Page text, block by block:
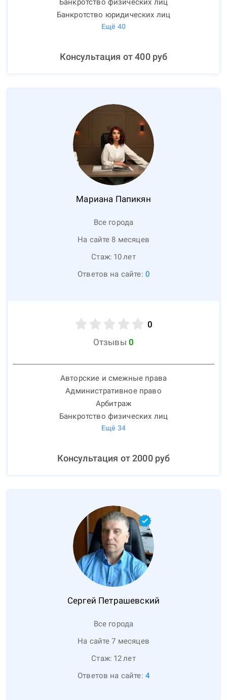
Банкротство физических лиц
Банкротство юридических лиц
Ещё 40
Консультация от400руб
Мариана Папикян
Все города
На сайте 8 месяцев
Стаж: 10лет
Ответов на сайте: 0
0
Отзывы 0
Авторские и смежные права
Административное право
Арбитраж
Банкротство физических лиц
Ещё 34
Консультация от2000руб
Сергей Петрашевский
Все города
На сайте 7 месяцев
Стаж: 12лет
Ответов на сайте: 4